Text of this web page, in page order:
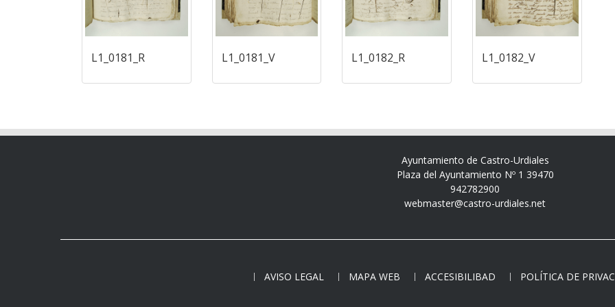
L1_0181_R L1_0181_V L1_0182_R L1_0182_V
Ayuntamiento de Castro-Urdiales
Plaza del Ayuntamiento Nº 1 39470
942782900
webmaster@castro-urdiales.net
AVISO LEGAL MAPA WEB ACCESIBILIBAD POLÍTICA DE